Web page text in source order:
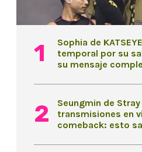
Sophia de
temporal por su
su mensaje
Seungmin de
transmisiones en
comeback: esto